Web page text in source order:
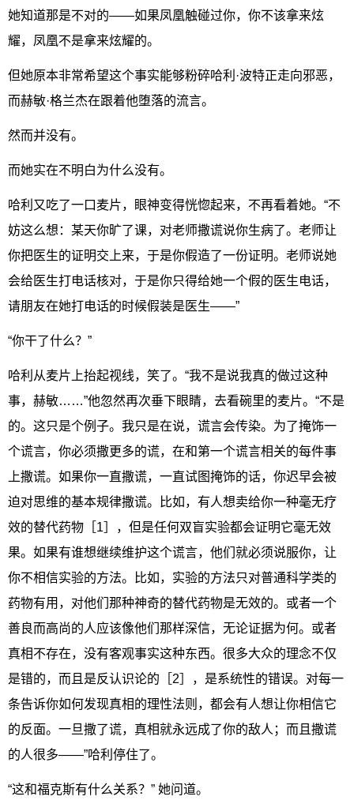
她知道那是不对的——如果凤凰触碰过你，你不该拿来炫
耀，凤凰不是拿来炫耀的。
但她原本非常希望这个事实能够粉碎哈利·波特正走向邪恶，
而赫敏·格兰杰在跟着他堕落的流言。
然而并没有。
而她实在不明白为什么没有。
哈利又吃了一口麦片，眼神变得恍惚起来，不再看着她。“不
妨这么想：某天你旷了课，对老师撒谎说你生病了。老师让
你把医生的证明交上来，于是你假造了一份证明。老师说她
会给医生打电话核对，于是你只得给她一个假的医生电话，
请朋友在她打电话的时候假装是医生——”
“你干了什么？”
哈利从麦片上抬起视线，笑了。“我不是说我真的做过这种
事，赫敏……”他忽然再次垂下眼睛，去看碗里的麦片。“不是
的。这只是个例子。我只是在说，谎言会传染。为了掩饰一
个谎言，你必须撒更多的谎，在和第一个谎言相关的每件事
上撒谎。如果你一直撒谎，一直试图掩饰的话，你迟早会被
迫对思维的基本规律撒谎。比如，有人想卖给你一种毫无疗
效的替代药物［1］，但是任何双盲实验都会证明它毫无效
果。如果有谁想继续维护这个谎言，他们就必须说服你，让
你不相信实验的方法。比如，实验的方法只对普通科学类的
药物有用，对他们那种神奇的替代药物是无效的。或者一个
善良而高尚的人应该像他们那样深信，无论证据为何。或者
真相不存在，没有客观事实这种东西。很多大众的理念不仅
是错的，而且是反认识论的［2］，是系统性的错误。对每一
条告诉你如何发现真相的理性法则，都会有人想让你相信它
的反面。一旦撒了谎，真相就永远成了你的敌人；而且撒谎
的人很多——”哈利停住了。
“这和福克斯有什么关系？” 她问道。